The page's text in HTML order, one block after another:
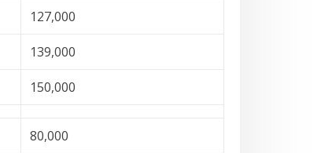
127,000
139,000
150,000
80,000